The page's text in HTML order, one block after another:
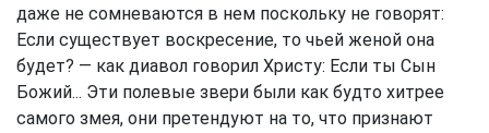
даже не сомневаются в нем поскольку не говорят:
Если существует воскресение, то чьей женой она
будет? — как диавол говорил Христу: Если ты Сын
Божий... Эти полевые звери были как будто хитрее
самого змея, они претендуют на то, что признают